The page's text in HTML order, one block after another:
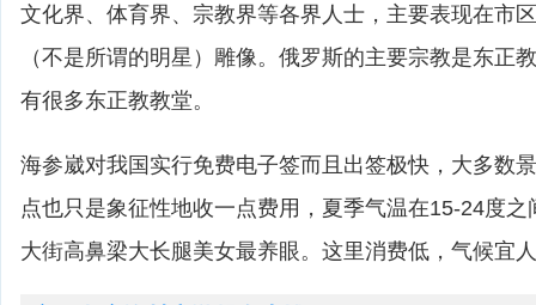
文化界、体育界、宗教界等各界人士，主要表现在市
（不是所谓的明星）雕像。俄罗斯的主要宗教是东正
有很多东正教教堂。
海参崴对我国实行免费电子签而且出签极快，大多数
点也只是象征性地收一点费用，夏季气温在15-24度
大街高鼻梁大长腿美女最养眼。这里消费低，气候宜